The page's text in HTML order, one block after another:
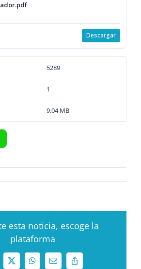
Descargar
5289
1
9.04 MB
esta noticia, escoge la
plataforma
X WhatsAppCorreoCopy